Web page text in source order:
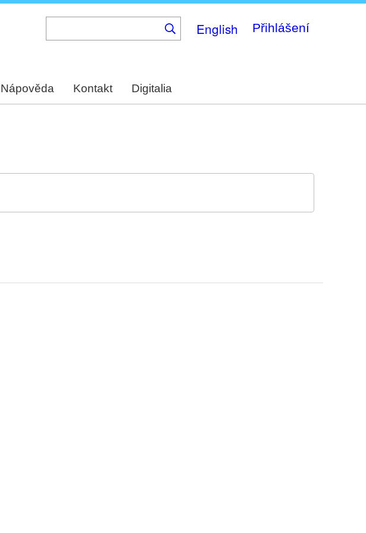
English Přihlášení
Nápověda Kontakt Digitalia